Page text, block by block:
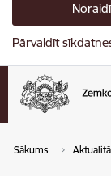
Pārvaldīt
Sākums